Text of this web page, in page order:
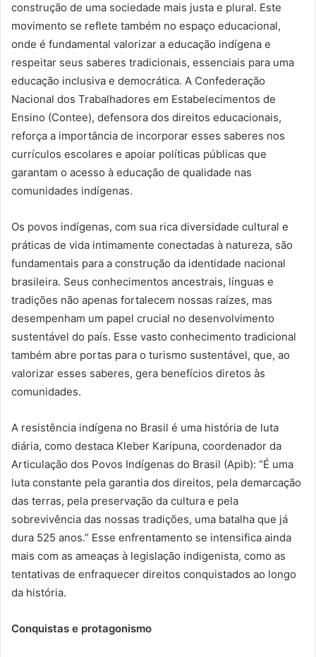
construção de uma sociedade mais justa e plural. Este
movimento se reflete também no espaço educacional,
onde é fundamental valorizar a educação indígena e
respeitar seus saberes tradicionais, essenciais para uma
educação inclusiva e democrática. A Confederação
Nacional dos Trabalhadores em Estabelecimentos de
Ensino (Contee), defensora dos direitos educacionais,
reforça a importância de incorporar esses saberes nos
currículos escolares e apoiar políticas públicas que
garantam o acesso à educação de qualidade nas
comunidades indígenas.
Os povos indígenas, com sua rica diversidade cultural e
práticas de vida intimamente conectadas à natureza, são
fundamentais para a construção da identidade nacional
brasileira. Seus conhecimentos ancestrais, línguas e
tradições não apenas fortalecem nossas raízes, mas
desempenham um papel crucial no desenvolvimento
sustentável do país. Esse vasto conhecimento tradicional
também abre portas para o turismo sustentável, que, ao
valorizar esses saberes, gera benefícios diretos às
comunidades.
A resistência indígena no Brasil é uma história de luta
diária, como destaca Kleber Karipuna, coordenador da
Articulação dos Povos Indígenas do Brasil (Apib): “É uma
luta constante pela garantia dos direitos, pela demarcação
das terras, pela preservação da cultura e pela
sobrevivência das nossas tradições, uma batalha que já
dura 525 anos.” Esse enfrentamento se intensifica ainda
mais com as ameaças à legislação indigenista, como as
tentativas de enfraquecer direitos conquistados ao longo
da história.
Conquistas e protagonismo